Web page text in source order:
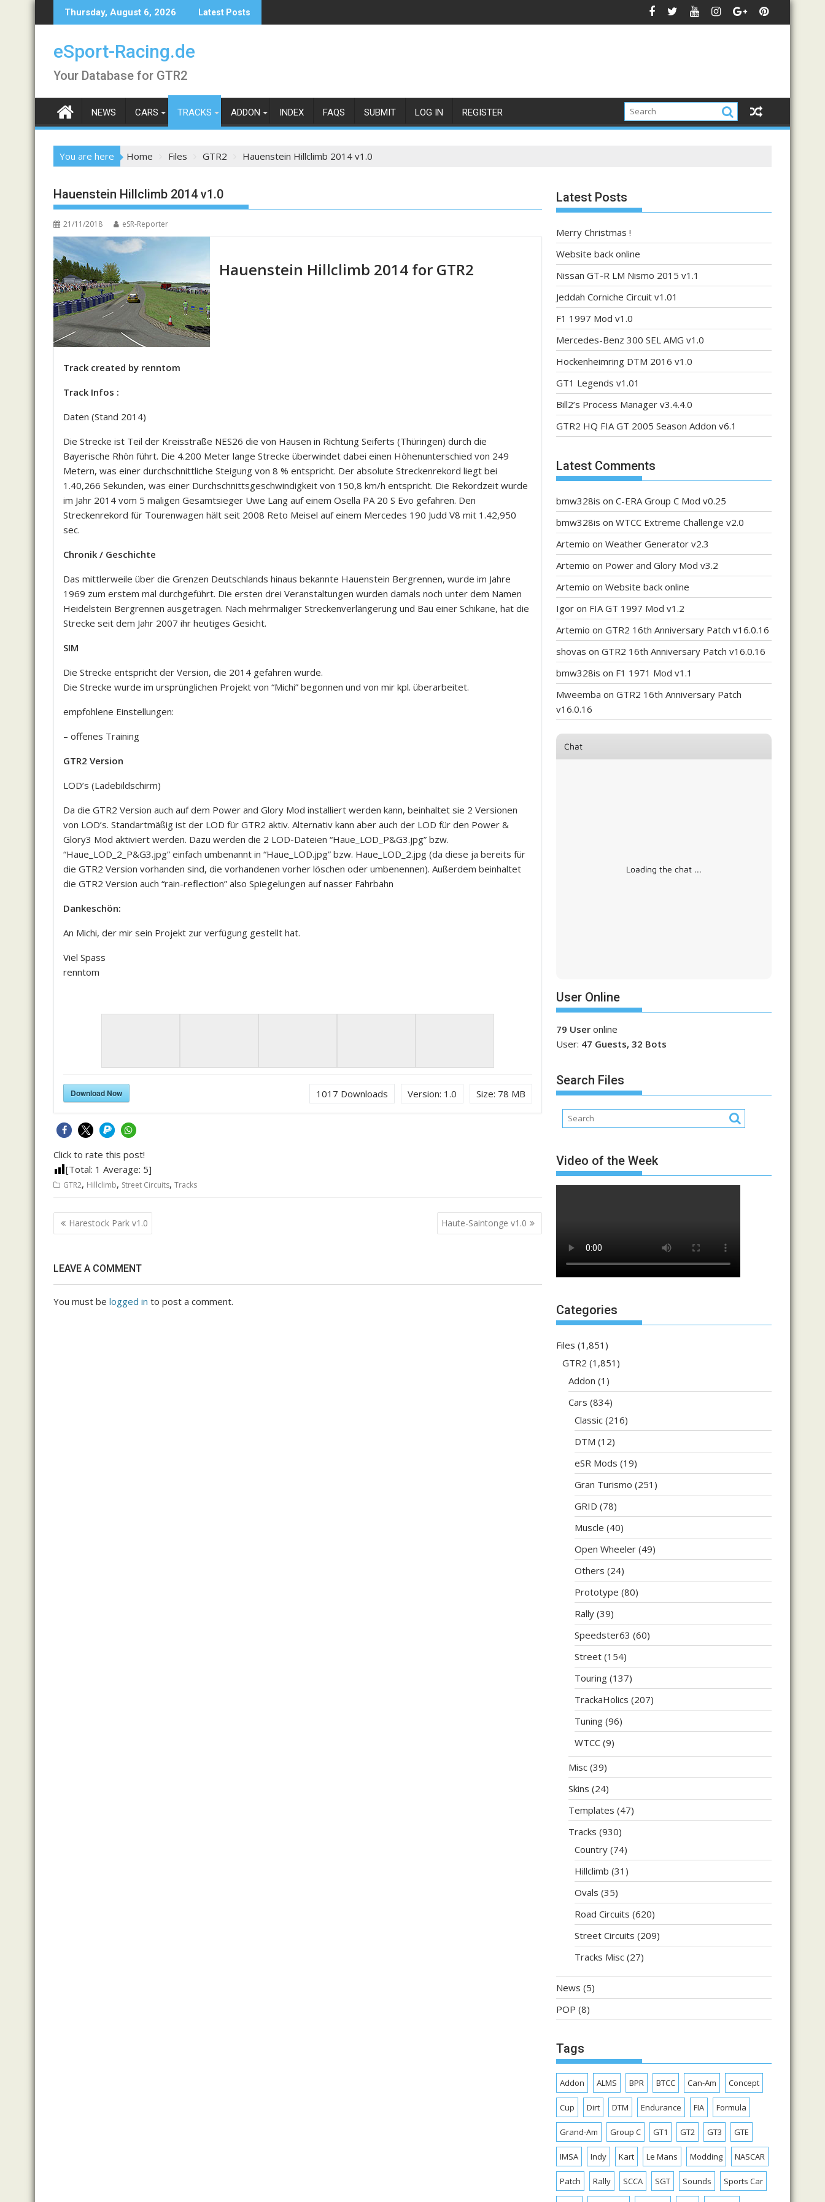
to
Thursday, August 6, 2026 Latest Posts
eSport-Racing.de
Your Database for GTR2
NEWS CARS TRACKS ADDON INDEX FAQS SUBMIT LOG IN REGISTER
You are here Home Files GTR2 Hauenstein Hillclimb 2014 v1.0
Hauenstein Hillclimb 2014 v1.0
21/11/2018 eSR-Reporter
Hauenstein Hillclimb 2014 for GTR2
Track created by renntom
Track Infos :
Daten (Stand 2014)
Die Strecke ist Teil der Kreisstraße NES26 die von Hausen in Richtung Seiferts (Thüringen) durch die
Bayerische Rhön führt. Die 4.200 Meter lange Strecke überwindet dabei einen Höhenunterschied von 249
Metern, was einer durchschnittliche Steigung von 8 % entspricht. Der absolute Streckenrekord liegt bei
1.40,266 Sekunden, was einer Durchschnittsgeschwindigkeit von 150,8 km/h entspricht. Die Rekordzeit wurde
im Jahr 2014 vom 5 maligen Gesamtsieger Uwe Lang auf einem Osella PA 20 S Evo gefahren. Den
Streckenrekord für Tourenwagen hält seit 2008 Reto Meisel auf einem Mercedes 190 Judd V8 mit 1.42,950
sec.
Chronik / Geschichte
Das mittlerweile über die Grenzen Deutschlands hinaus bekannte Hauenstein Bergrennen, wurde im Jahre
1969 zum erstem mal durchgeführt. Die ersten drei Veranstaltungen wurden damals noch unter dem Namen
Heidelstein Bergrennen ausgetragen. Nach mehrmaliger Streckenverlängerung und Bau einer Schikane, hat die
Strecke seit dem Jahr 2007 ihr heutiges Gesicht.
SIM
Die Strecke entspricht der Version, die 2014 gefahren wurde.
Die Strecke wurde im ursprünglichen Projekt von “Michi” begonnen und von mir kpl. überarbeitet.
empfohlene Einstellungen:
– offenes Training
GTR2 Version
LOD’s (Ladebildschirm)
Da die GTR2 Version auch auf dem Power and Glory Mod installiert werden kann, beinhaltet sie 2 Versionen
von LOD’s. Standartmäßig ist der LOD für GTR2 aktiv. Alternativ kann aber auch der LOD für den Power &
Glory3 Mod aktiviert werden. Dazu werden die 2 LOD-Dateien “Haue_LOD_P&G3.jpg” bzw.
“Haue_LOD_2_P&G3.jpg” einfach umbenannt in “Haue_LOD.jpg” bzw. Haue_LOD_2.jpg (da diese ja bereits für
die GTR2 Version vorhanden sind, die vorhandenen vorher löschen oder umbenennen). Außerdem beinhaltet
die GTR2 Version auch “rain-reflection” also Spiegelungen auf nasser Fahrbahn
Dankeschön:
An Michi, der mir sein Projekt zur verfügung gestellt hat.
Viel Spass
renntom
Size: 78 MB
Version: 1.0
Download Now 1017 Downloads
Click to rate this post!
[Total: 1 Average: 5]
GTR2, Hillclimb, Street Circuits, Tracks
Post
navigation
Harestock Park v1.0 Haute-Saintonge v1.0
LEAVE A COMMENT
You must be logged in to post a comment.
Latest Posts
Merry Christmas !
Website back online
Nissan GT-R LM Nismo 2015 v1.1
Jeddah Corniche Circuit v1.01
F1 1997 Mod v1.0
Mercedes-Benz 300 SEL AMG v1.0
Hockenheimring DTM 2016 v1.0
GT1 Legends v1.01
Bill2’s Process Manager v3.4.4.0
GTR2 HQ FIA GT 2005 Season Addon v6.1
Latest Comments
bmw328is on C-ERA Group C Mod v0.25
bmw328is on WTCC Extreme Challenge v2.0
Artemio on Weather Generator v2.3
Artemio on Power and Glory Mod v3.2
Artemio on Website back online
Igor on FIA GT 1997 Mod v1.2
Artemio on GTR2 16th Anniversary Patch v16.0.16
shovas on GTR2 16th Anniversary Patch v16.0.16
bmw328is on F1 1971 Mod v1.1
Mweemba on GTR2 16th Anniversary Patch
v16.0.16
Chat
Loading the chat ...
User Online
79 User online
User: 47 Guests, 32 Bots
Search Files
Video of the Week
Categories
Files (1,851)
GTR2 (1,851)
Addon (1)
Cars (834)
Classic (216)
DTM (12)
eSR Mods (19)
Gran Turismo (251)
GRID (78)
Muscle (40)
Open Wheeler (49)
Others (24)
Prototype (80)
Rally (39)
Speedster63 (60)
Street (154)
Touring (137)
TrackaHolics (207)
Tuning (96)
WTCC (9)
Misc (39)
Skins (24)
Templates (47)
Tracks (930)
Country (74)
Hillclimb (31)
Ovals (35)
Road Circuits (620)
Street Circuits (209)
Tracks Misc (27)
News (5)
POP (8)
Tags
Addon ALMS BPR BTCC Can-Am Concept
Cup Dirt DTM Endurance FIA Formula
Grand-Am Group C GT1 GT2 GT3 GTE
IMSA Indy Kart Le Mans Modding NASCAR
Patch Rally SCCA SGT Sounds Sports Car